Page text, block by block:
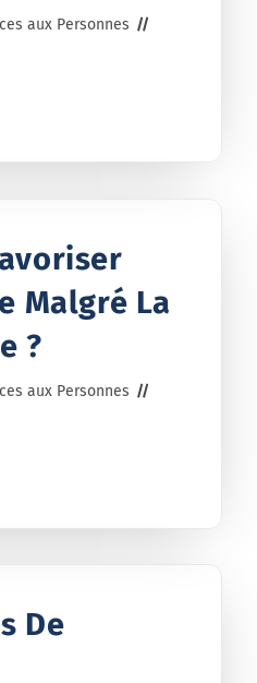
aux Personnes
Malgré La
?
aux Personnes
De